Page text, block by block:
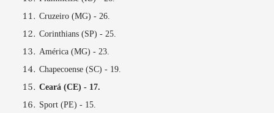
Cruzeiro (MG) - 26.
Corinthians (SP) - 25.
América (MG) - 23.
Chapecoense (SC) - 19.
Ceará (CE) - 17.
Sport (PE) - 15.